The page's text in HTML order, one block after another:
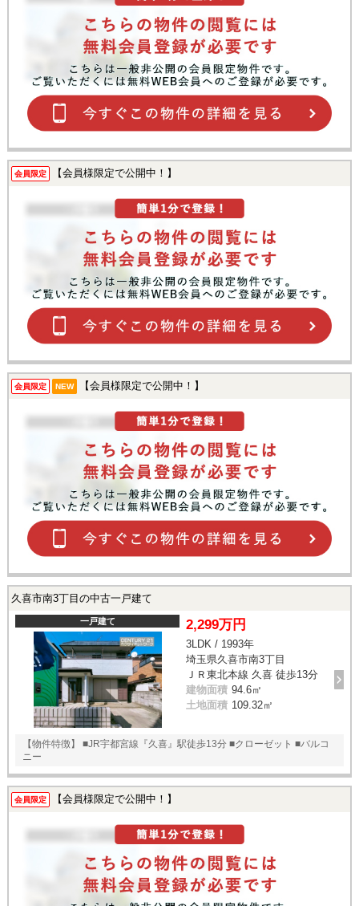
会員限定 【会員様限定で公開中！】
会員限定 NEW 【会員様限定で公開中！】
久喜市南3丁目の中古一戸建て
一戸建て 2,299万円
3LDK / 1993年
埼玉県久喜市南3丁目
ＪＲ東北本線 久喜 徒歩13分
建物面積 94.6㎡
土地面積 109.32㎡
【物件特徴】 ■JR宇都宮線『久喜』駅徒歩13分 ■クローゼット ■バルコ
ニー
会員限定 【会員様限定で公開中！】